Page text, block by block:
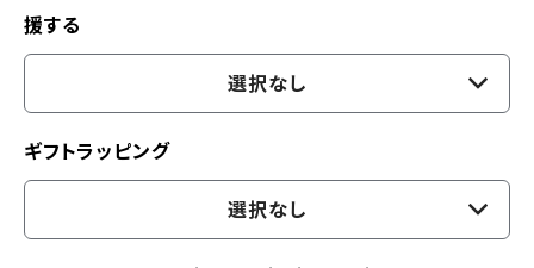
援する
選択なし
ギフトラッピング
選択なし